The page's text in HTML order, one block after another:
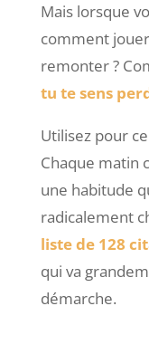
Mais lorsque
comment
remonter ?
tu te sens
Utilisez pour
Chaque matin
une habitude
radicalement
liste de 128
qui va
démarche.